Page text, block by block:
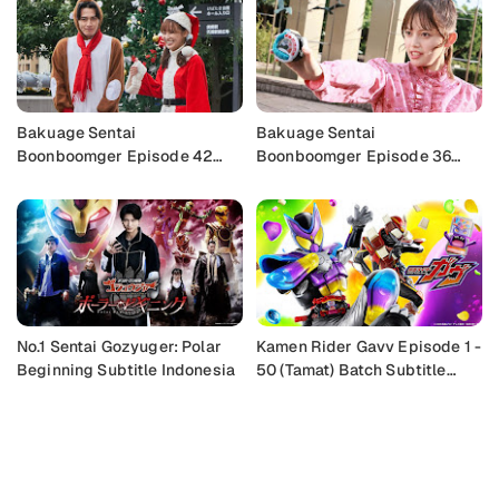
Bakuage Sentai
Boonboomger Episode 42
Bakuage Sentai
Boonboomger Episode 36
No.1 Sentai Gozyuger: Polar
Beginning Subtitle Indonesia
Kamen Rider Gavv Episode 1 -
50 (Tamat) Batch Subtitle